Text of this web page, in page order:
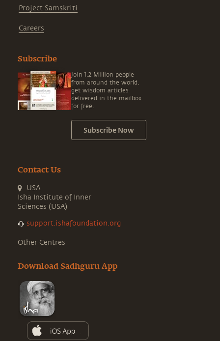
Project Samskriti
Careers
Subscribe
Join 1.2 Million people
from around the world,
get wisdom articles
delivered in the mailbox
for free.
Subscribe Now
Contact Us
USA
Isha Institute of Inner
Sciences (USA)
support.ishafoundation.org
Other Centres
Download Sadhguru App